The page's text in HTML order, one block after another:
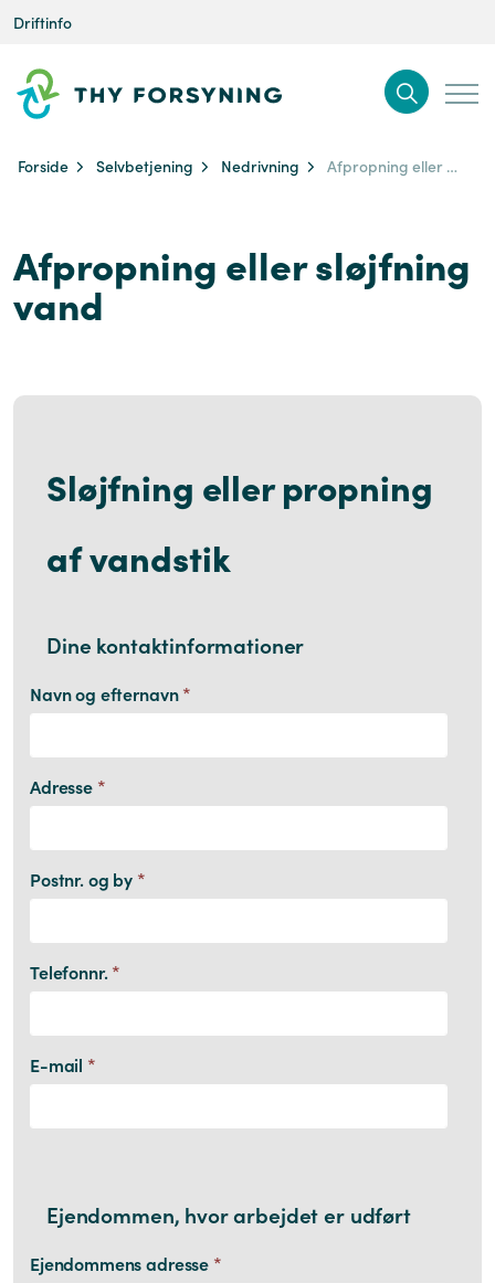
Driftinfo
Forside Selvbetjening Nedrivning Afpropning eller sløjfning vand
Afpropning eller sløjfning
vand
Sløjfning eller propning
af vandstik
Dine kontaktinformationer
Navn og efternavn*
Adresse *
Postnr. og by *
Telefonnr.*
E-mail *
Ejendommen, hvor arbejdet er udført
Ejendommens adresse *